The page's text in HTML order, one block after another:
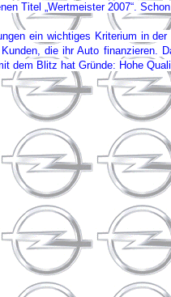
Titel „Wertmeister 2007“.
ein wichtiges Kriterium in
die ihr Auto finanzieren.
dem Blitz hat Gründe: Hohe